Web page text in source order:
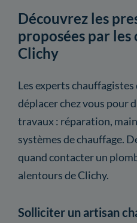
Découvrez les
proposées par les
Clichy
Les experts
déplacer chez vous pour
travaux : réparation,
systèmes de chauffage.
quand contacter un
alentours de Clichy.
Solliciter un artisan